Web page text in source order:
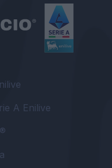
A Enilive